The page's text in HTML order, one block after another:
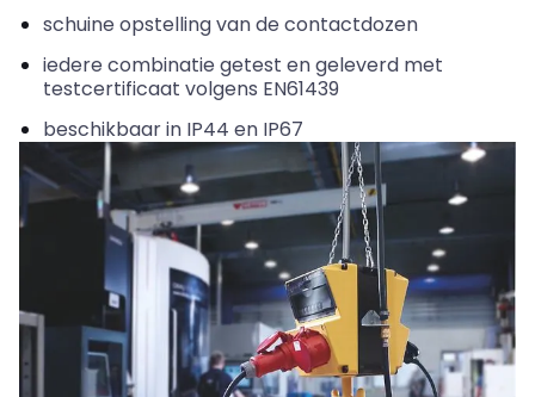
schuine opstelling van de contactdozen
iedere combinatie getest en geleverd met
testcertificaat volgens EN61439
beschikbaarin IP44 en IP67